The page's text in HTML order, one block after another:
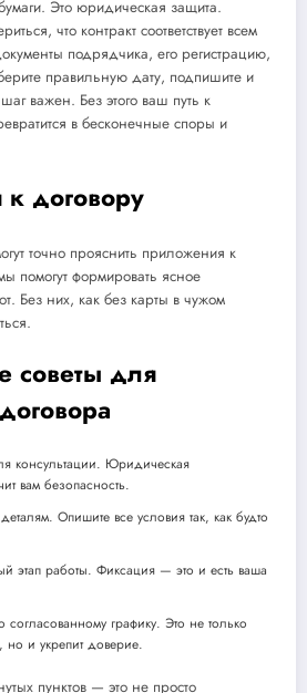
Это юридическая защита.
что контракт соответствует всем
подрядчика, его регистрацию,
правильную дату, подпишите и
важен. Без этого ваш путь к
в бесконечные споры и
договору
точно прояснить приложения к
помогут формировать ясное
Без них, как без карты в чужом
советы для
консультации. Юридическая
вам безопасность.
Опишите все условия так, как будто
этап работы. Фиксация — это и есть ваша
согласованному графику. Это не только
но и укрепит доверие.
пунктов — это не просто